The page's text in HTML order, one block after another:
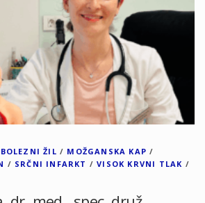
BOLEZNI ŽIL / MOŽGANSKA KAP /
/ SRČNI INFARKT /VISOK KRVNI TLAK /